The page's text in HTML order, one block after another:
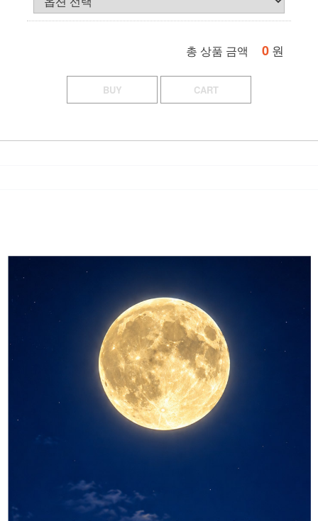
총 상품 금액 0 원
BUY CART